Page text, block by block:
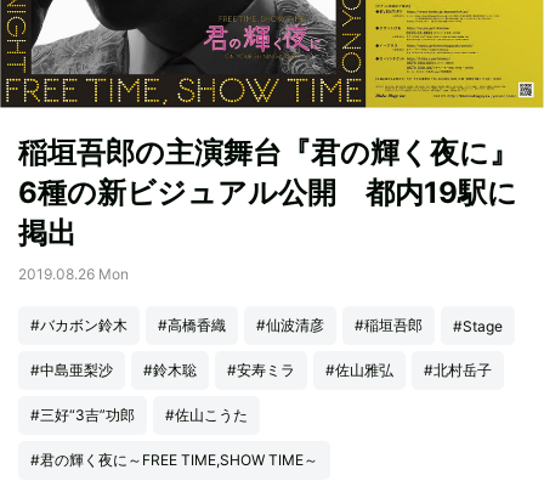
稲垣吾郎の主演舞台『君の輝く夜に』
6種の新ビジュアル公開 都内19駅に
掲出
2019.08.26 Mon
#バカボン鈴木 #高橋香織 #仙波清彦 #稲垣吾郎 #Stage
#中島亜梨沙 #鈴木聡 #安寿ミラ #佐山雅弘 #北村岳子
#三好“3吉”功郎 #佐山こうた
#君の輝く夜に～FREE TIME,SHOW TIME～